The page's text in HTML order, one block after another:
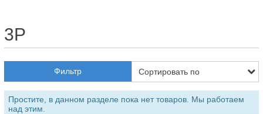
3P
Фильтр
Простите, в данном разделе пока нет товаров. Мы работаем
над этим.